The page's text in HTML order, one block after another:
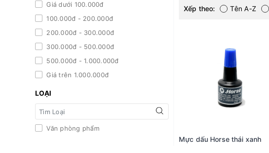
Giá dưới 100.000đ
100.000đ - 200.000đ
200.000đ - 300.000đ
300.000đ - 500.000đ
500.000đ - 1.000.000đ
Giá trên 1.000.000đ
LOẠI
Văn phòng phẩm
Xếp theo: Tên A-Z
Mực dấu Horse thái xanh